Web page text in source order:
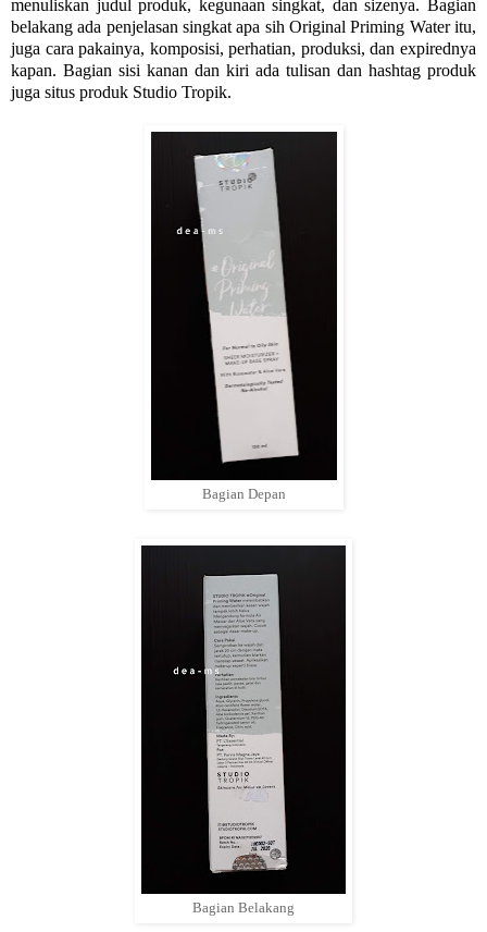
menuliskan judul produk, kegunaan singkat, dan sizenya. Bagian
belakang ada penjelasan singkat apa sih Original Priming Water itu,
juga cara pakainya, komposisi, perhatian, produksi, dan expirednya
kapan. Bagian sisi kanan dan kiri ada tulisan dan hashtag produk
juga situs produk Studio Tropik.
Bagian Depan
Bagian Belakang